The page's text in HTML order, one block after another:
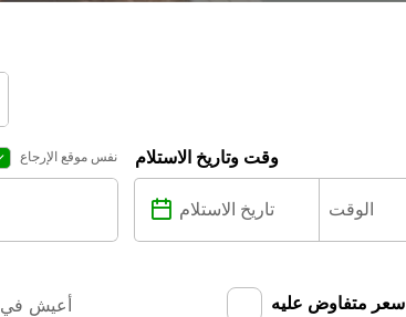
نفس موقع الإرجاع وقت وتاريخ الاستلام
أعيش في سعر متفاوض عليه